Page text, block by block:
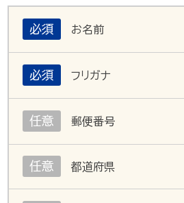
必須 お名前
必須 フリガナ
任意 郵便番号
任意 都道府県